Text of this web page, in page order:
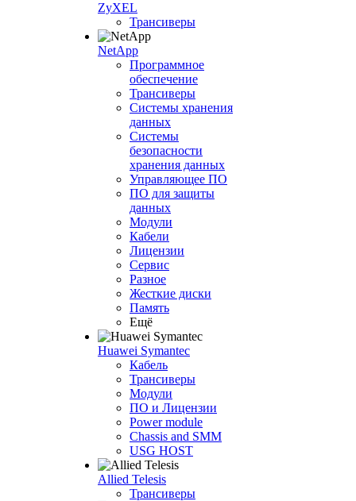
ZyXEL
Трансиверы
NetApp
Программное
обеспечение
Трансиверы
Системы хранения
данных
Системы
безопасности
хранения данных
Управляющее ПО
ПО для защиты
данных
Модули
Кабели
Лицензии
Сервис
Разное
Жесткие диски
Память
Ещё
Huawei Symantec
Кабель
Трансиверы
Модули
ПО и Лицензии
Power module
Chassis and SMM
USG HOST
Allied Telesis
Трансиверы